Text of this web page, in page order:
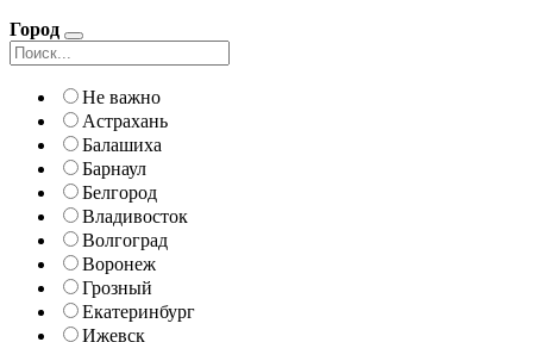
Город
Не важно
Астрахань
Балашиха
Барнаул
Белгород
Владивосток
Волгоград
Воронеж
Грозный
Екатеринбург
Ижевск